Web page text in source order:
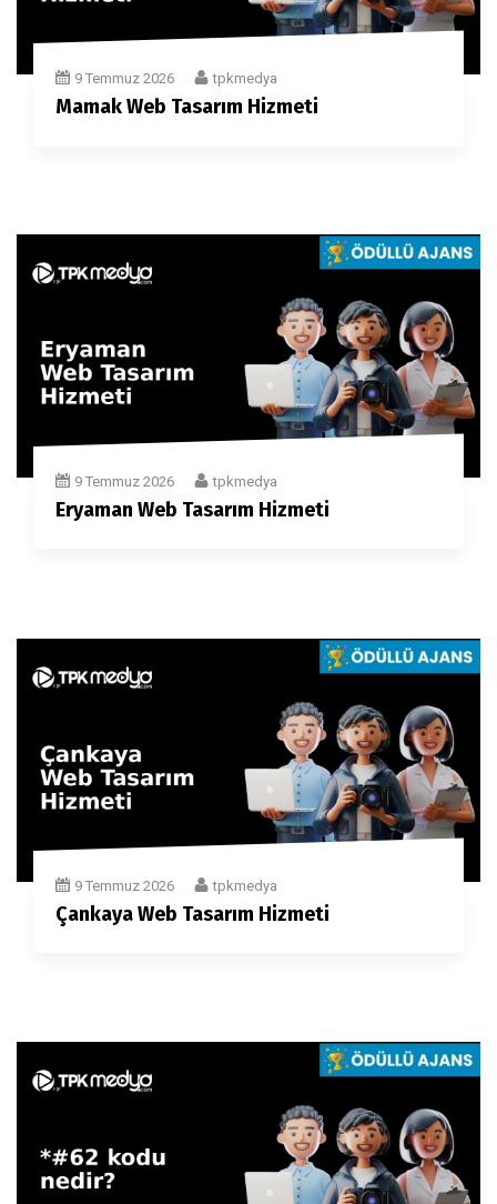
9 Temmuz 2026 tpkmedya
Mamak Web Tasarım Hizmeti
9 Temmuz 2026 tpkmedya
Eryaman Web Tasarım Hizmeti
9 Temmuz 2026 tpkmedya
Çankaya Web Tasarım Hizmeti